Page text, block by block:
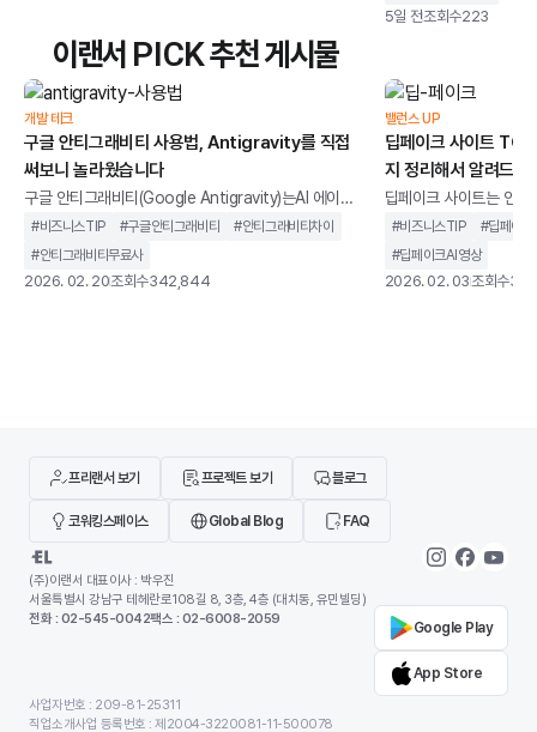
비용을 절감하고자 할 때 매우 효과적입니다.특히IT 프
리랜서플랫폼을 활용하면 다양한 기술을 가진 전문가를
빠르게 찾아 프로젝트에 맞게 유연하게 진행할 수 있습
니다.외주 개발을 통해 기업은비용을 절감하면서도 최
신
게 이해해 프로젝트가
는 대표적인 프로젝트
(Gantt Chart)’입니다.
서, 담당자, 진행률을 시
어, 복잡한 프로젝트에
가
5일 전조회수223
이랜서 PICK 추천 게시물
개발 테크
구글 안티그래비티 사용법, Antigravity를 직접
써보니 놀라웠습니다
구글 안티그래비티(Google Antigravity)는AI 에이전
트를 중심으로 설계된 통합 개발 환경을 말합니다. 단순
히 코드 자동완성을 제공하는 도구가 아니라,개발 작업
을 계획하고 실행까지 이어가는 구조를 지향합니다.기
#비즈니스TIP #구글안티그래비티 #안티그래비티차이
#안티그래비티무료사
2026. 02. 20조회수342,844
밸런스 UP
딥페이크 사이트
지 정리해서 알려드립
딥페이크 사이트는 인
굴이나 음성을 합성하
생성할 수 있는 웹 기반
니다.과거에는 전문 장
#비즈니스TIP #딥페이
#딥페이크AI영상
2026. 02. 03조회수
프리랜서 보기 프로젝트 보기 블로그
코워킹스페이스 Global Blog FAQ
(주)이랜서 대표이사 : 박우진
서울특별시 강남구 테헤란로108길 8, 3층, 4층 (대치동, 유민빌딩)
전화 : 02-545-0042팩스 : 02-6008-2059
Google Play
App Store
사업자번호 : 209-81-25311
직업소개사업 등록번호 : 제2004-3220081-11-500078